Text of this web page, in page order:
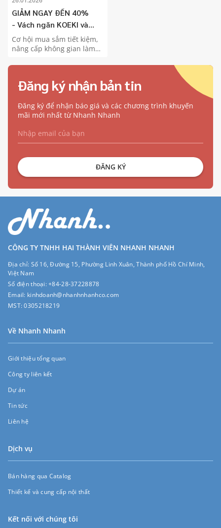
GIẢM NGAY ĐẾN 40%
- Vách ngăn KOEKI và
Tặng kèm Voucher trị giá
1,000,000đ
Cơ hội mua sắm tiết kiệm,
nâng cấp không gian làm
nay. Giảm giá đến 40%
voucher trị giá 1.000.000đ.
Đăng ký nhận bản tin
Đăng ký để nhận báo giá và các chương trình khuyến
mãi mới nhất từ Nhanh Nhanh
ĐĂNG KÝ
CÔNG TY TNHH HAI THÀNH VIÊN NHANH NHANH
Địa chỉ: Số 16, Đường 15, Phường Linh Xuân, Thành phố Hồ Chí Minh,
Việt Nam
Số điện thoại:+84-28-37228878
Email: kinhdoanh@nhanhnhanhco.com
MST:0305218219
Về Nhanh Nhanh
Giới thiệu tổng quan
Công ty liên kết
Dự án
Tin tức
Liên hệ
Dịch vụ
Bán hàng qua Catalog
Thiết kế và cung cấp nội thất
Kết nối với chúng tôi